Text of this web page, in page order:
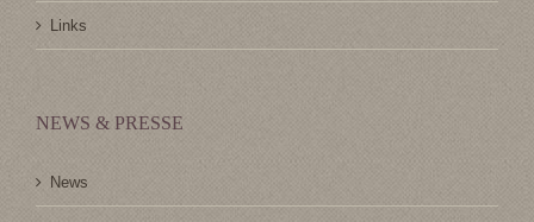
Links
NEWS & PRESSE
News